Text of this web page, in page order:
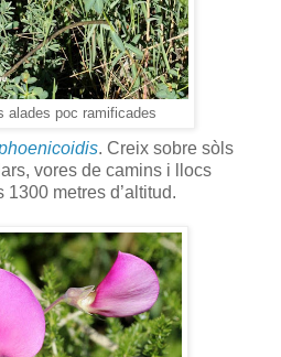
alades poc ramificades
. Creix sobre sòls
vores de camins i llocs
metres d’altitud.